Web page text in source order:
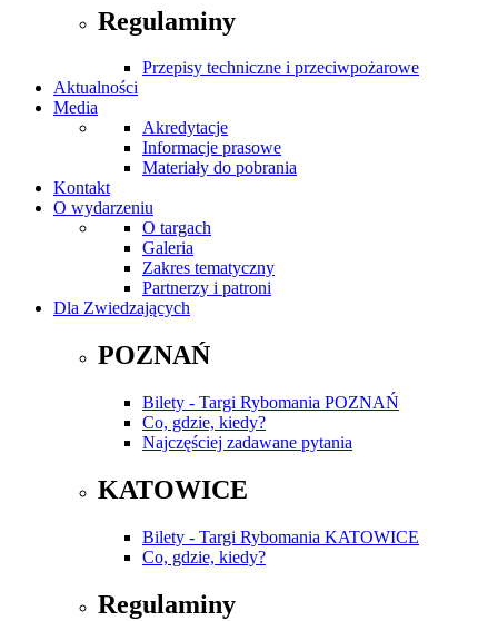
Regulaminy
Przepisy techniczne i przeciwpożarowe
Aktualności
Media
Akredytacje
Informacje prasowe
Materiały do pobrania
Kontakt
O wydarzeniu
O targach
Galeria
Zakres tematyczny
Partnerzy i patroni
Dla Zwiedzających
POZNAŃ
Bilety - Targi Rybomania POZNAŃ
Co, gdzie, kiedy?
Najczęściej zadawane pytania
KATOWICE
Bilety - Targi Rybomania KATOWICE
Co, gdzie, kiedy?
Regulaminy